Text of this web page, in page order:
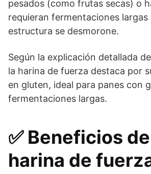
pesados (como frutas secas) o
requieran fermentaciones largas
estructura se desmorone.
Según la explicación detallada de
la harina de fuerza destaca por
en gluten, ideal para panes con
fermentaciones largas.
✅ Beneficios
harina de